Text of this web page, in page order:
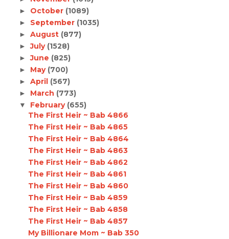
► October (1089)
► September (1035)
► August (877)
►July (1528)
►June (825)
► May (700)
► April (567)
► March (773)
▼ February (655)
The First Heir ~ Bab 4866
The First Heir ~ Bab 4865
The First Heir ~ Bab 4864
The First Heir ~ Bab 4863
The First Heir ~ Bab 4862
The First Heir ~ Bab 4861
The First Heir ~ Bab 4860
The First Heir ~ Bab 4859
The First Heir ~ Bab 4858
The First Heir ~ Bab 4857
My Billionare Mom ~ Bab 350